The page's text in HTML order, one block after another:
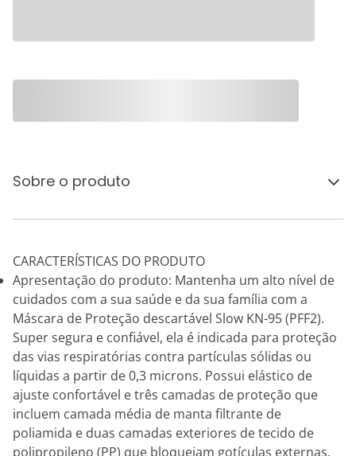
Sobre o produto
CARACTERÍSTICAS DO PRODUTO
Apresentação do produto: Mantenha um alto nível de
cuidados com a sua saúde e da sua família com a
Máscara de Proteção descartável Slow KN-95 (PFF2).
Super segura e confiável, ela é indicada para proteção
das vias respiratórias contra partículas sólidas ou
líquidas a partir de 0,3 microns. Possui elástico de
ajuste confortável e três camadas de proteção que
incluem camada média de manta filtrante de
poliamida e duas camadas exteriores de tecido de
polipropileno (PP) que bloqueiam gotículas externas.